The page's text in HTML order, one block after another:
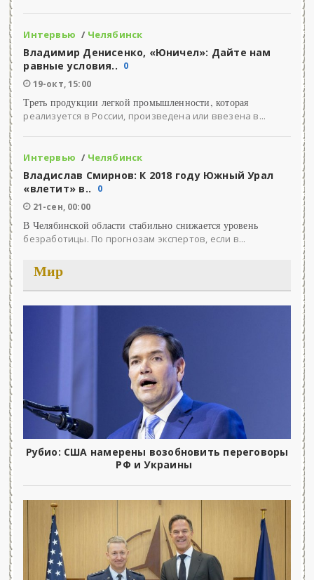
Интервью / Челябинск
Владимир Денисенко, «Юничел»: Дайте нам
равные условия.. 0
19-окт, 15:00
Треть продукции легкой промышленности, которая
реализуется в России, произведена или ввезена в...
Интервью / Челябинск
Владислав Смирнов: К 2018 году Южный Урал
«влетит» в..
0
21-сен, 00:00
В Челябинской области стабильно снижается уровень
безработицы. По прогнозам экспертов, если в...
Мир
Рубио: США намерены возобновить переговоры
РФ и Украины